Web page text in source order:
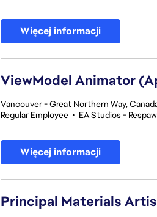
Więcej informacji
ViewModel Animator
Vancouver - Great Northern Way,
Regular Employee • EA Studios -
Więcej informacji
Principal Materials